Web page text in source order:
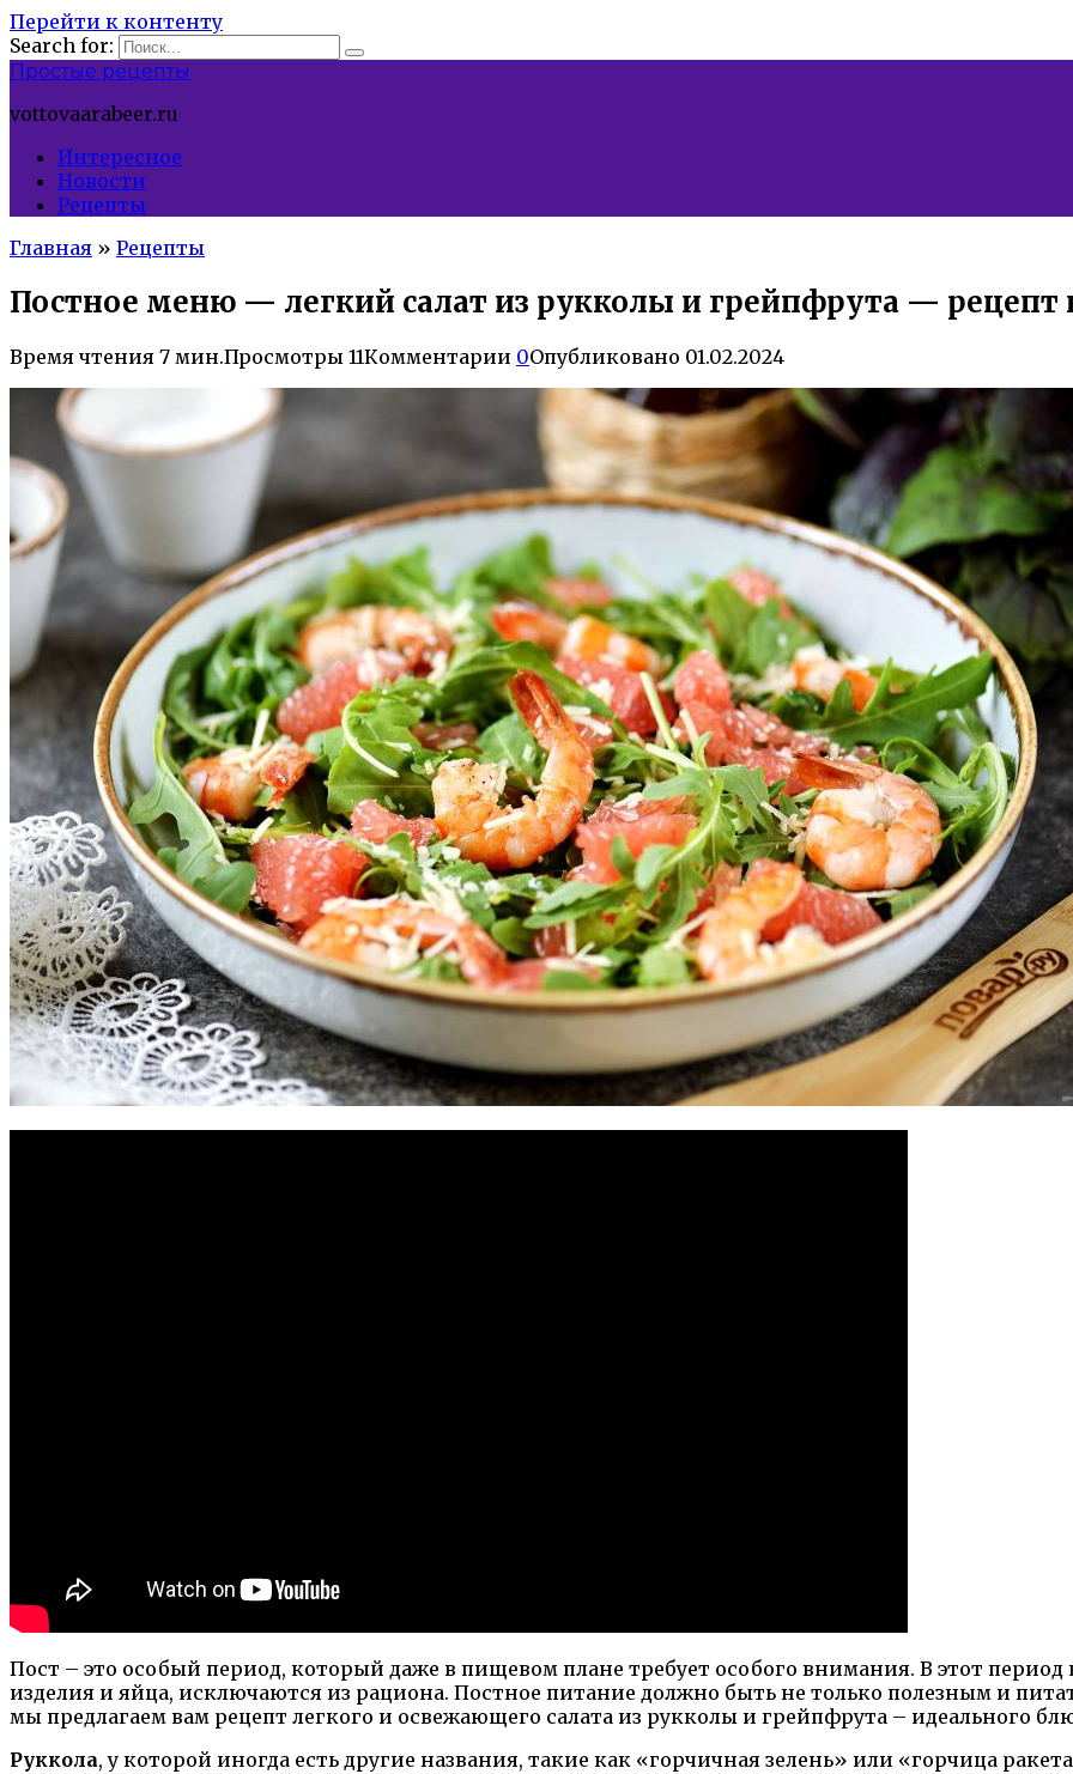
Перейти к контенту
Search for:
Простые рецепты
vottovaarabeer.ru
Интересное
Новости
Рецепты
Главная » Рецепты
Постное меню — легкий салат из рукколы и грейпфрута — рецепт
Время чтения 7 мин.Просмотры 11Комментарии 0Опубликовано 01.02.2024
Пост – это особый период, который даже в пищевом плане требует особого внимания. В этот
изделия и яйца, исключаются из рациона. Постное питание должно быть не только полезным и
мы предлагаем вам рецепт легкого и освежающего салата из рукколы и грейпфрута – идеального
Руккола, у которой иногда есть другие названия, такие как «горчичная зелень» или «горчица